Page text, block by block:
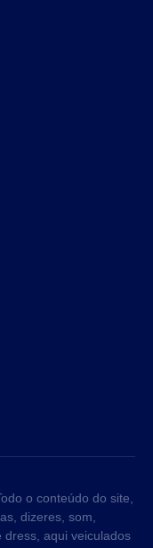
o conteúdo do site,
dizeres, som,
aqui veiculados